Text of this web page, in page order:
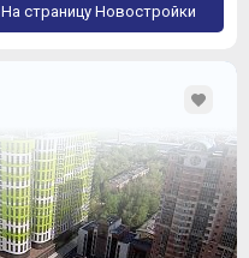
На страницу Новостройки